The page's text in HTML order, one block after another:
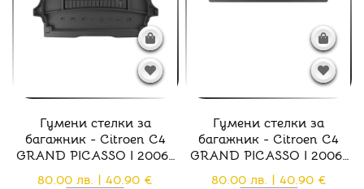
Гумени стелки за
багажник - Citroen C4
GRAND PICASSO I 2006-
2013
80.00 лв. | 40.90 €
Гумени стелки за
багажник - Citroen C4
GRAND PICASSO I 2006-
2013
80.00 лв. | 40.90 €